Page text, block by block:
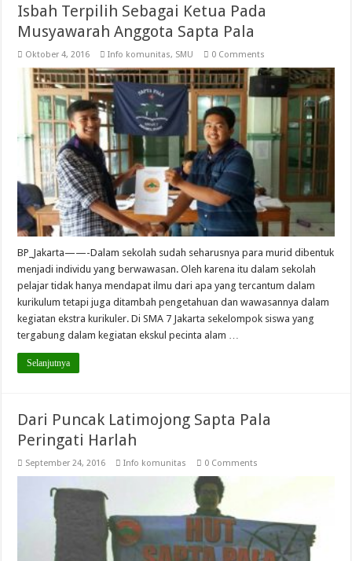
Isbah Terpilih Sebagai Ketua Pada
Musyawarah Anggota Sapta Pala
Oktober 4, 2016 Info komunitas, SMU 0 Comments
BP_Jakarta——-Dalam sekolah sudah seharusnya para murid dibentuk
menjadi individu yang berwawasan. Oleh karena itu dalam sekolah
pelajar tidak hanya mendapat ilmu dari apa yang tercantum dalam
kurikulum tetapi juga ditambah pengetahuan dan wawasannya dalam
kegiatan ekstra kurikuler. Di SMA 7 Jakarta sekelompok siswa yang
tergabung dalam kegiatan ekskul pecinta alam …
Selanjutnya
Dari Puncak Latimojong Sapta Pala
Peringati Harlah
September 24, 2016 Info komunitas 0 Comments